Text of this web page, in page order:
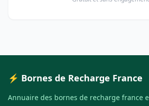
⚡ Bornes de Recharge France
Annuaire des bornes de recharge france